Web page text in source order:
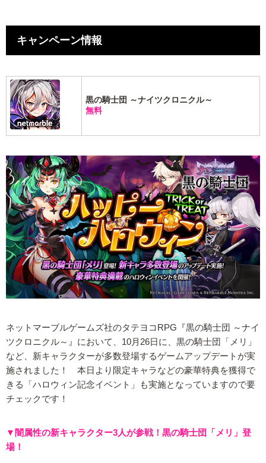
キャンペーン情報
黒の騎士団 ～ナイツクロニクル～
無料
ネットマーブルゲームズ社のタテヨコRPG『黒の騎士団 ～ナイ
ツクロニクル～』において、10月26日に、黒の騎士団「メリ」
など、新キャラクターが多数登場するゲームアップデートが実
施されました！ 本日より限定キャラなどの豪華特典を獲得で
きる「ハロウィン記念イベント」も実施となっていますので要
チェックです！
▼闇属性の新キャラクター3人が参戦！黒の騎士団「メリ」登
場！